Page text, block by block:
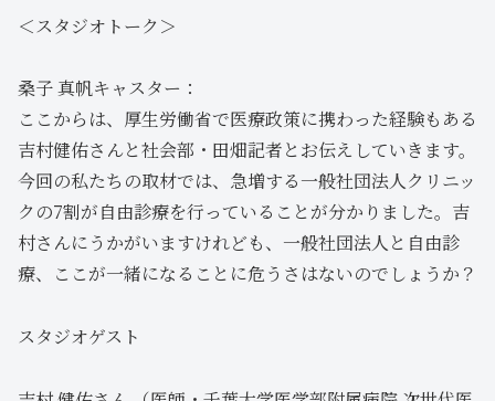
＜スタジオトーク＞
桑子 真帆キャスター：
ここからは、厚生労働省で医療政策に携わった経験もある
吉村健佑さんと社会部・田畑記者とお伝えしていきます。
今回の私たちの取材では、急増する一般社団法人クリニッ
クの7割が自由診療を行っていることが分かりました。吉
村さんにうかがいますけれども、一般社団法人と自由診
療、ここが一緒になることに危うさはないのでしょうか？
スタジオゲスト